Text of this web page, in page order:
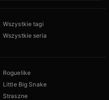
Wszystkie tagi
Wszystkie seria
Roguelike
Little Big Snake
Straszne